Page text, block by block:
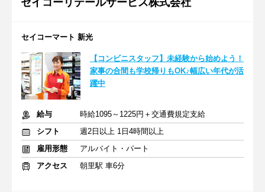
セイコーリテールサービス株式会社
セイコーマート 新光
【コンビニスタッフ】未経験から始めよう！
家事の合間も学校帰りもOK♪幅広い年代が活
躍中
給与
時給1095～1225円＋交通費規定支給
シフト
週2日以上 1日4時間以上
雇用形態
アルバイト・パート
アクセス
朝里駅 車6分